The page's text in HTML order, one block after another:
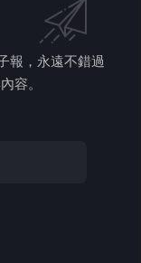
報，永遠不錯過
容。